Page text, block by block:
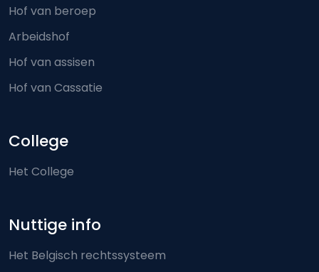
Hof van beroep
Arbeidshof
Hof van assisen
Hof van Cassatie
College
Het College
Nuttige info
Het Belgisch rechtssysteem